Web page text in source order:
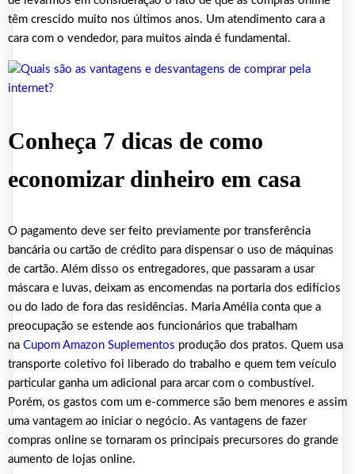
têm crescido muito nos últimos anos. Um atendimento cara a
cara com o vendedor, para muitos ainda é fundamental.
Conheça 7 dicas de como
economizar dinheiro em casa
O pagamento deve ser feito previamente por transferência
bancária ou cartão de crédito para dispensar o uso de máquinas
de cartão. Além disso os entregadores, que passaram a usar
máscara e luvas, deixam as encomendas na portaria dos edifícios
ou do lado de fora das residências. Maria Amélia conta que a
preocupação se estende aos funcionários que trabalham
na Cupom Amazon Suplementos produção dos pratos. Quem usa
transporte coletivo foi liberado do trabalho e quem tem veículo
particular ganha um adicional para arcar com o combustível.
Porém, os gastos com um e-commerce são bem menores e assim
uma vantagem ao iniciar o negócio. As vantagens de fazer
compras online se tornaram os principais precursores do grande
aumento de lojas online.